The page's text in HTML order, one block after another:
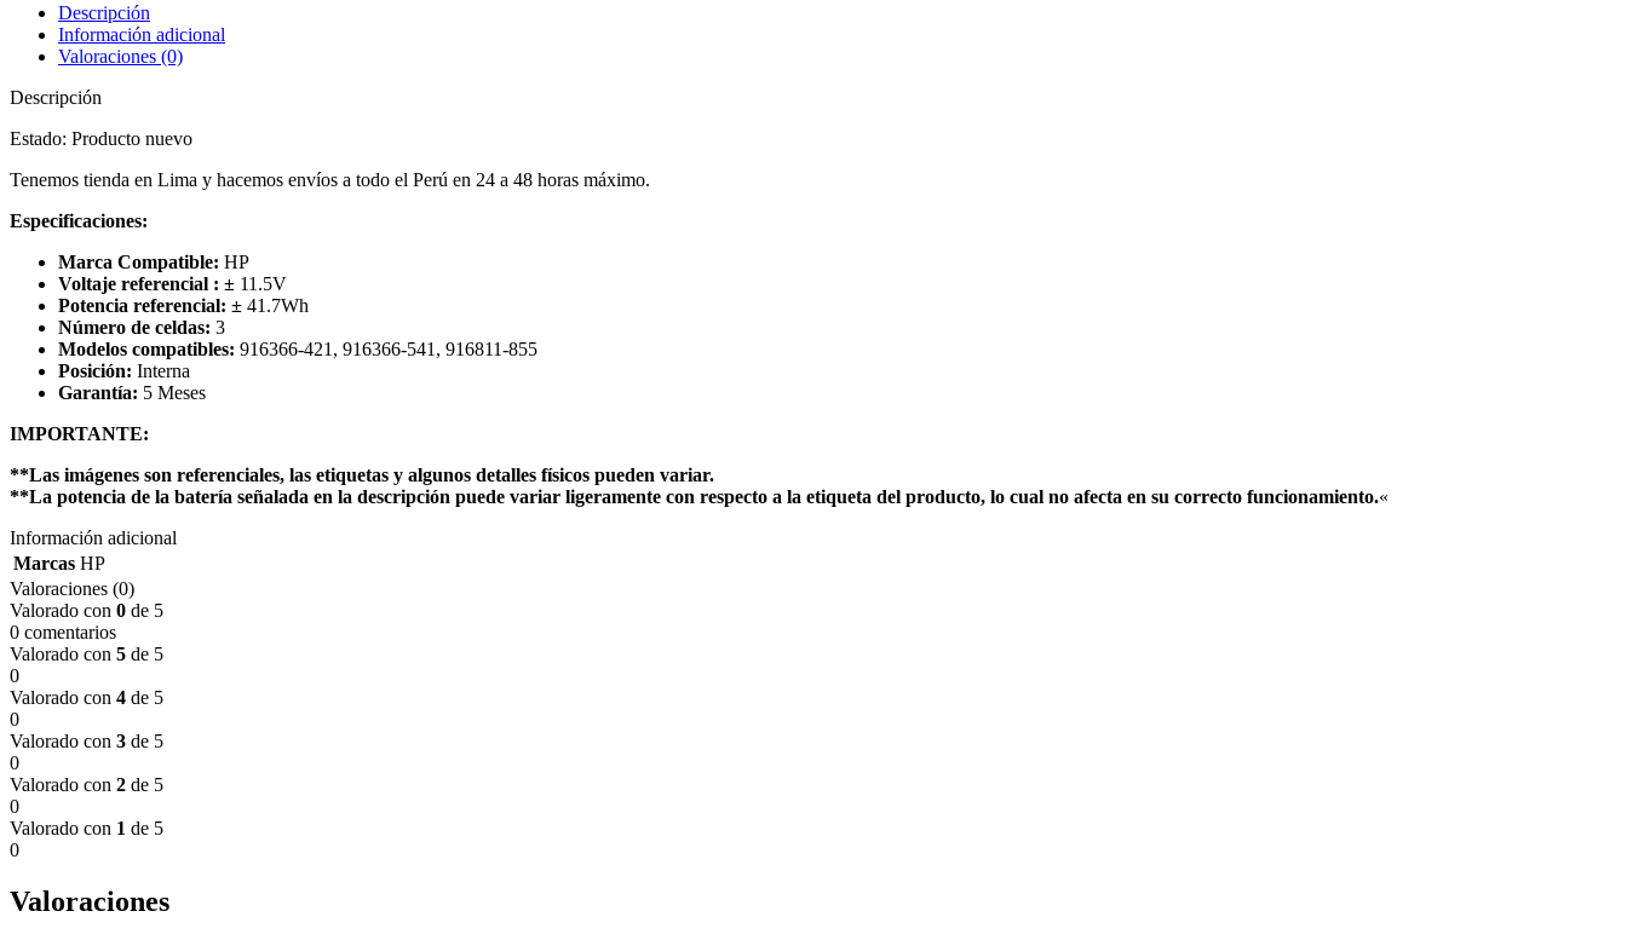
Descripción
Información adicional
Valoraciones (0)
Descripción
Estado: Producto nuevo
Tenemos tienda en Lima y hacemos envíos a todo el Perú en 24 a 48 horas máximo.
Especificaciones:
Marca Compatible: HP
Voltaje referencial : ± 11.5V
Potencia referencial: ± 41.7Wh
Número de celdas: 3
Modelos compatibles: 916366-421, 916366-541, 916811-855
Posición: Interna
Garantía: 5 Meses
IMPORTANTE:
**Las imágenes son referenciales, las etiquetas y algunos detalles físicos pueden variar.
**La potencia de la batería señalada en la descripción puede variar ligeramente con respecto a la etiqueta del producto, lo cual no afecta en su correcto funcionamiento.«
Información adicional
Marcas HP
Valoraciones (0)
Valorado con 0 de 5
0 comentarios
Valorado con 5 de 5
0
Valorado con 4 de 5
0
Valorado con 3 de 5
0
Valorado con 2 de 5
0
Valorado con 1 de 5
0
Valoraciones